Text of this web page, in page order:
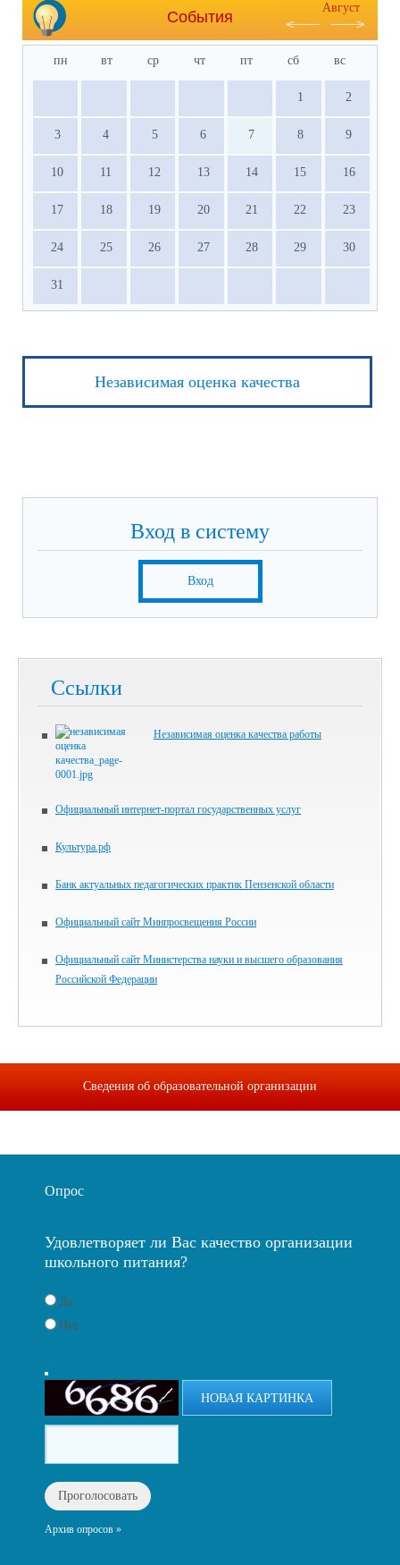
События
Август
пн вт ср чт пт сб вс
1 2
3 4 5 6 7 8 9
10 11 12 13 14 15 16
17 18 19 20 21 22 23
24 25 26 27 28 29 30
31
Независимая оценка качества
Вход в систему
Вход
Ссылки
Независимая оценка качества работы
Официальный интернет-портал государственных услуг
Культура.рф
Банк актуальных педагогических практик Пензенской области
Официальный сайт Минпросвещения России
Официальный сайт Министерства науки и высшего образования
Российской Федерации
Сведения об образовательной организации
Опрос
Удовлетворяет ли Вас качество организации
школьного питания?
Да
Нет
НОВАЯ КАРТИНКА
Архив опросов »